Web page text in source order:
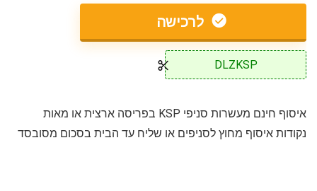
לרכישה
DLZKSP
איסוף חינם מעשרות סניפי KSP בפריסה ארצית או מאות
נקודות איסוף מחוץ לסניפים או שליח עד הבית בסכום מסובסד